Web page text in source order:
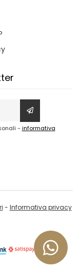
- informativa
- Informativa privacy